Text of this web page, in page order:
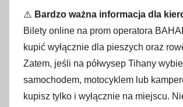
⚠️ Bardzo ważna informacja dla
Bilety online na prom operatora
kupić wyłącznie dla pieszych oraz
Zatem, jeśli na półwysep Tihany
samochodem, motocyklem lub
kupisz tylko i wyłącznie na miejscu.